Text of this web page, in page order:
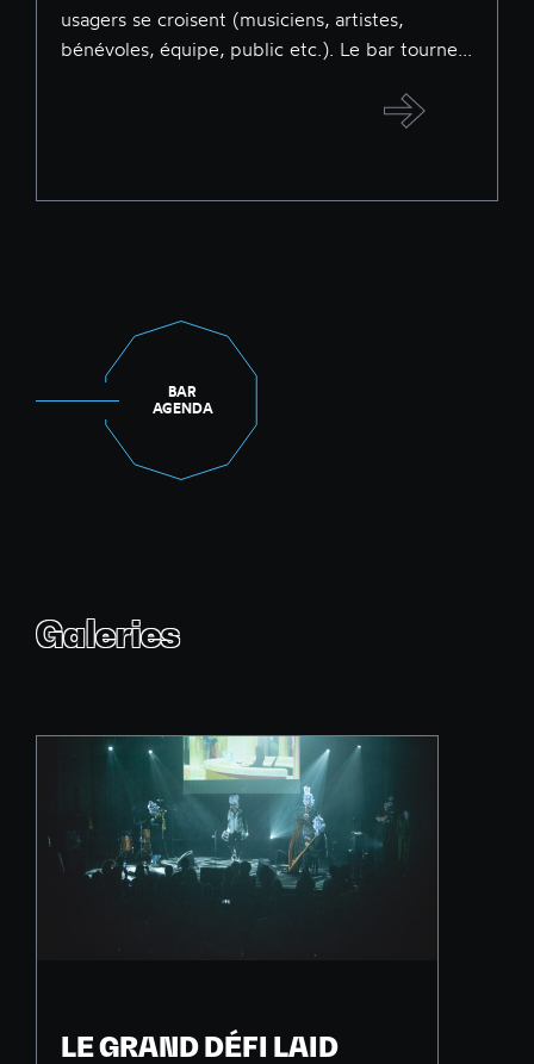
usagers se croisent (musiciens, artistes,
bénévoles, équipe, public etc.). Le bar tourne...
BAR
AGENDA
Galeries
LE GRAND DÉFI LAID